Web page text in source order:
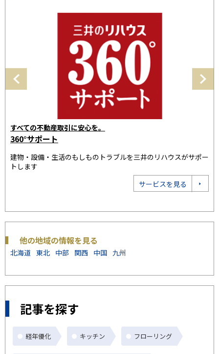
三井のリハウスで
売却の相談をする
「35年連続全国売買仲介取り扱いNo.1」の実績。お客様に最適
なプランをご提案いたします
売却相談をする
他の地域の情報を見る
北海道 東北 中部 関西 中国 九州
記事を探す
経年優化 キッチン フローリング